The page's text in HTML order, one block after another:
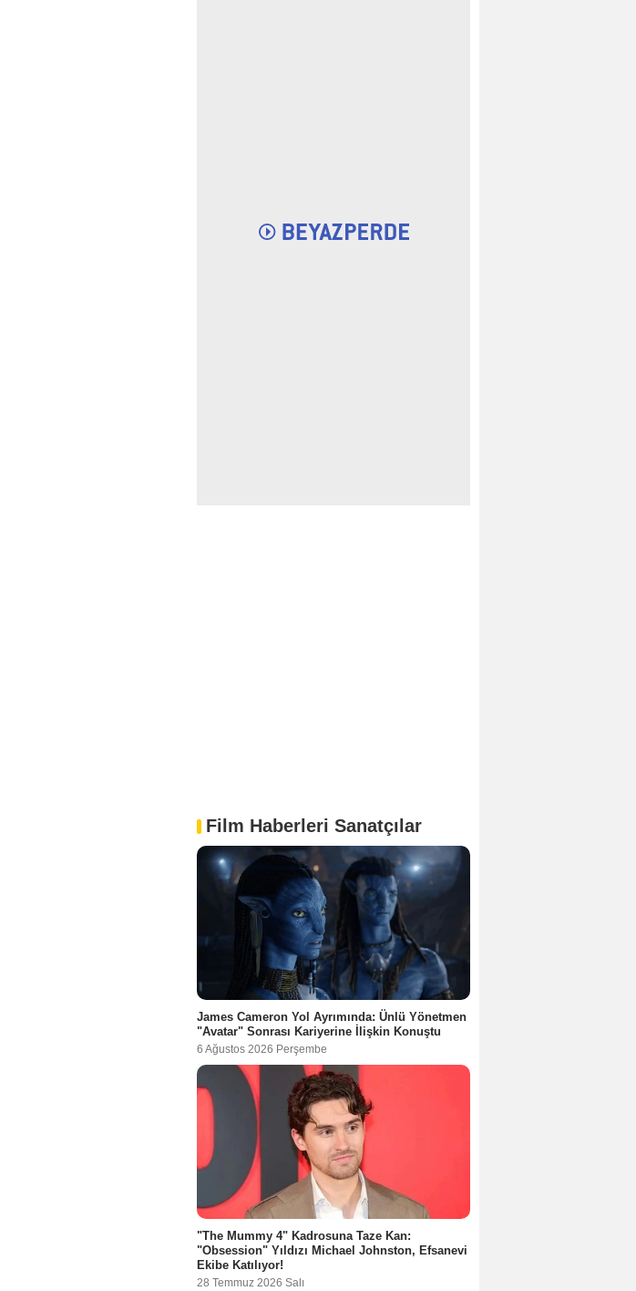
Film Haberleri Sanatçılar
James Cameron Yol Ayrımında: Ünlü Yönetmen
"Avatar" Sonrası Kariyerine İlişkin Konuştu
6 Ağustos 2026 Perşembe
"The Mummy 4" Kadrosuna Taze Kan:
"Obsession" Yıldızı Michael Johnston, Efsanevi
Ekibe Katılıyor!
28 Temmuz 2026 Salı